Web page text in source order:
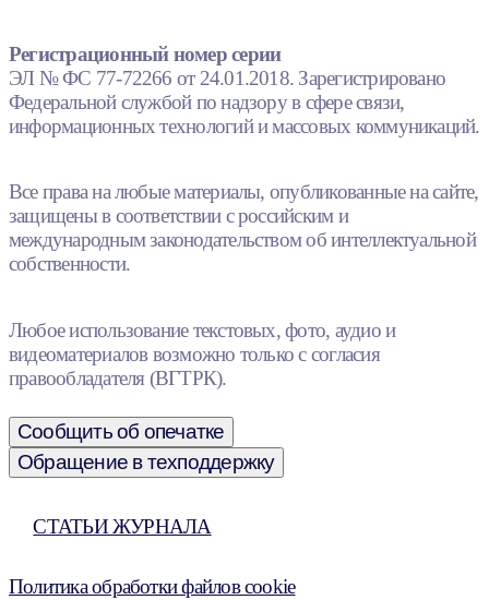
Регистрационный номер серии
ЭЛ № ФС 77-72266 от 24.01.2018. Зарегистрировано
Федеральной службой по надзору в сфере связи,
информационных технологий и массовых коммуникаций.
Все права на любые материалы, опубликованные на сайте,
защищены в соответствии с российским и
международным законодательством об интеллектуальной
собственности.
Любое использование текстовых, фото, аудио и
видеоматериалов возможно только с согласия
правообладателя (ВГТРК).
Сообщить об опечатке
Обращение в техподдержку
СТАТЬИ ЖУРНАЛА
Политика обработки файлов cookie